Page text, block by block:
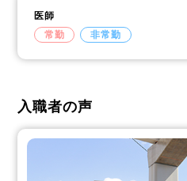
医師
常勤
非常勤
入職者の声